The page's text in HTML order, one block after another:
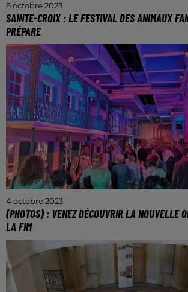
6 octobre 2023
SAINTE-CROIX : LE FESTIVAL DES ANIMAUX
PRÉPARE
Rendez-vous du 22 octobre au 5
4 octobre 2023
(PHOTOS) : VENEZ DÉCOUVRIR LA NOUVELLE
LA FIM
La Foire Internationale de Metz, cela
jusqu’au 9 octobre 2023.